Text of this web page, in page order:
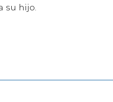
su hijo.